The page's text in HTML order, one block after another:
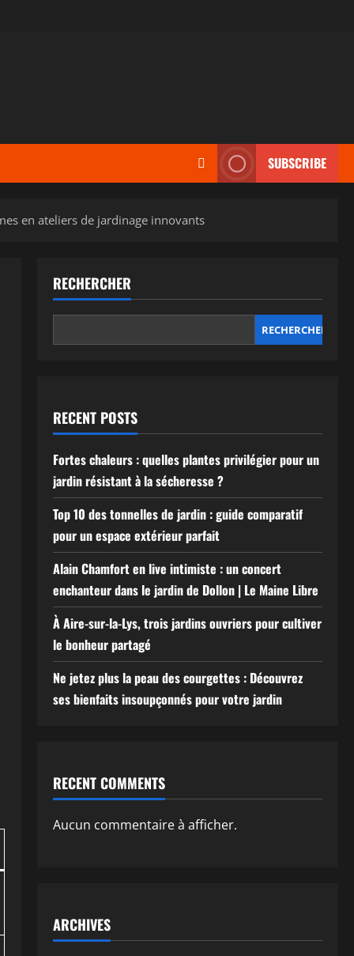
SUBSCRIBE
en ateliers de jardinage innovants
RECHERCHER
RECHERCHER
RECENT POSTS
Fortes chaleurs : quelles plantes privilégier pour un
jardin résistant à la sécheresse ?
Top 10 des tonnelles de jardin : guide comparatif
pour un espace extérieur parfait
Alain Chamfort en live intimiste : un concert
enchanteur dans le jardin de Dollon | Le Maine Libre
À Aire-sur-la-Lys, trois jardins ouvriers pour cultiver
le bonheur partagé
Ne jetez plus la peau des courgettes : Découvrez
ses bienfaits insoupçonnés pour votre jardin
RECENT COMMENTS
Aucun commentaire à afficher.
ARCHIVES